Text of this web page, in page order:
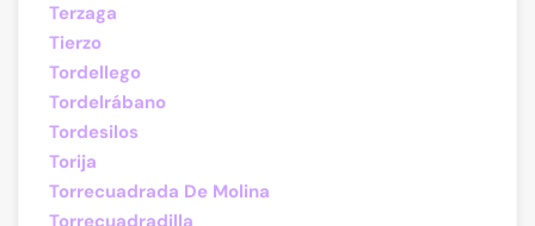
Terzaga
Tierzo
Tordellego
Tordelrábano
Tordesilos
Torija
Torrecuadrada De Molina
Torrecuadradilla